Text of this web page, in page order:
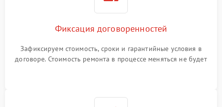
Фиксация договоренностей
Зафиксируем стоимость, сроки и гарантийные условия в
договоре. Стоимость ремонта в процессе меняться не будет